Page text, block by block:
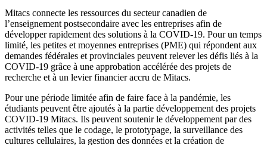
Mitacs connecte les ressources du secteur canadien de
l’enseignement postsecondaire avec les entreprises afin de
développer rapidement des solutions à la COVID-19. Pour un temps
limité, les petites et moyennes entreprises (PME) qui répondent aux
demandes fédérales et provinciales peuvent relever les défis liés à la
COVID-19 grâce à une approbation accélérée des projets de
recherche et à un levier financier accru de Mitacs.
Pour une période limitée afin de faire face à la pandémie, les
étudiants peuvent être ajoutés à la partie développement des projets
COVID-19 Mitacs. Ils peuvent soutenir le développement par des
activités telles que le codage, le prototypage, la surveillance des
cultures cellulaires, la gestion des données et la création de